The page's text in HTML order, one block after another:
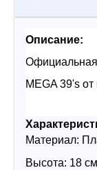
Описание:
Официальная
MEGA 39's
Материал:
Высота: 18 см